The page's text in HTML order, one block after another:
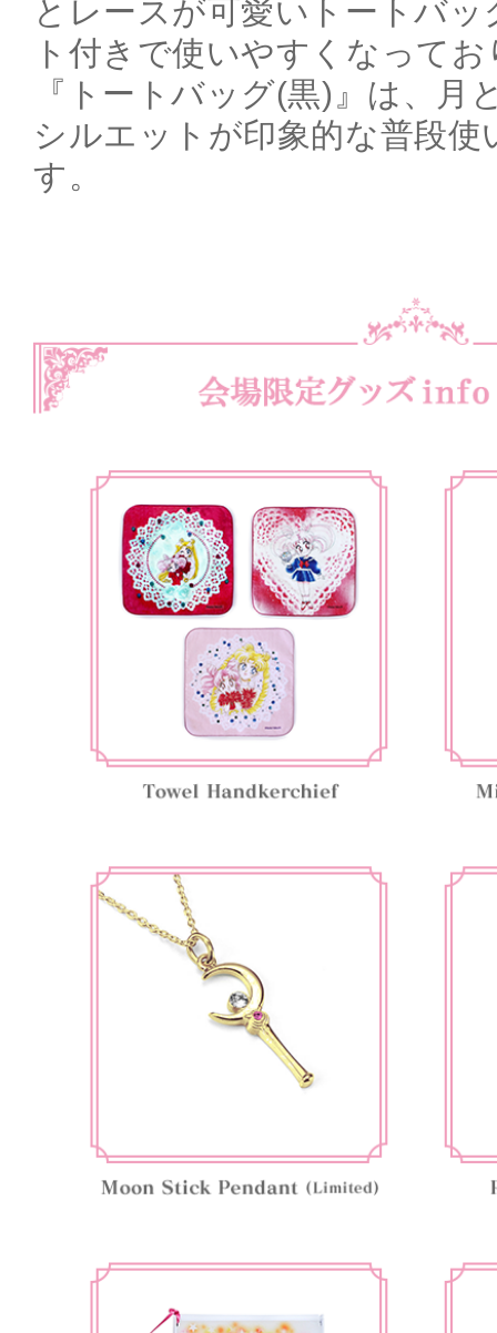
とレースが可愛いトートバ
ト付きで使いやすくなって
『トートバッグ(黒)』は、月
シルエットが印象的な普段
す。